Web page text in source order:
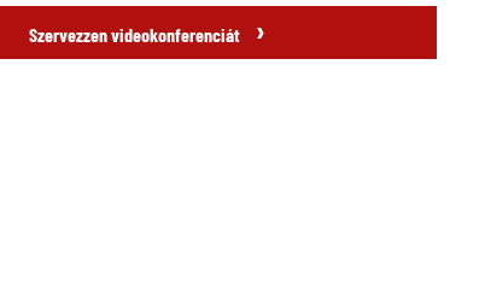
Szervezzen videokonferenciát ›